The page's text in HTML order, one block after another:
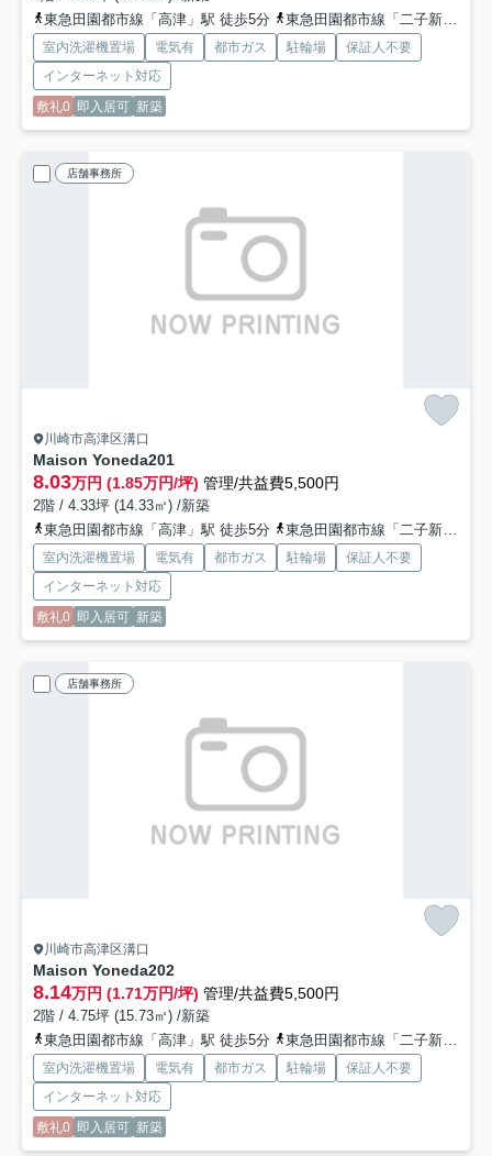
東急田園都市線「高津」駅 徒歩5分
東急田園都市線「二子新地」駅 徒歩9分
室内洗濯機置場 電気有 都市ガス 駐輪場
保証人不要
インターネット対応
敷礼0 即入居可 新築
店舗事務所
川崎市高津区溝口
Maison Yoneda201
8.03万円 (1.85万円/坪) 管理/共益費5,500円
2階 / 4.33坪 (14.33㎡) /新築
東急田園都市線「高津」駅 徒歩5分
東急田園都市線「二子新地」駅 徒歩9分
室内洗濯機置場 電気有 都市ガス 駐輪場
保証人不要
インターネット対応
敷礼0 即入居可 新築
店舗事務所
川崎市高津区溝口
Maison Yoneda202
8.14万円 (1.71万円/坪) 管理/共益費5,500円
2階 / 4.75坪 (15.73㎡) /新築
東急田園都市線「高津」駅 徒歩5分
東急田園都市線「二子新地」駅 徒歩9分
室内洗濯機置場 電気有 都市ガス 駐輪場
保証人不要
インターネット対応
敷礼0 即入居可 新築